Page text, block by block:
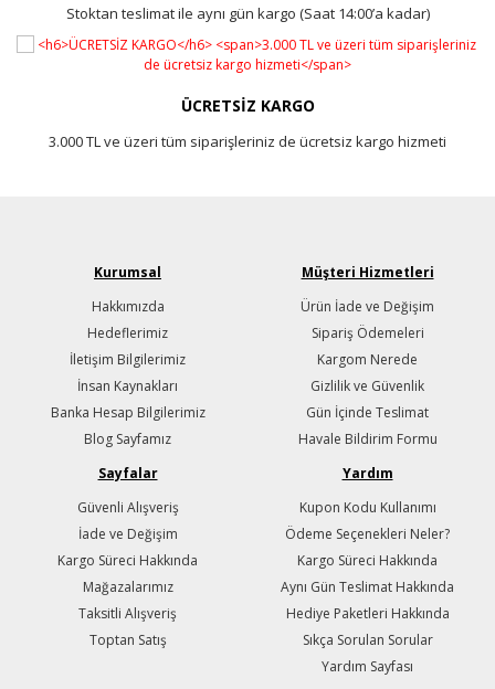
Stoktan teslimat ile aynı gün kargo (Saat 14:00’a kadar)
ÜCRETSİZ KARGO
3.000 TL ve üzeri tüm siparişleriniz de ücretsiz kargo hizmeti
Kurumsal
Hakkımızda
Hedeflerimiz
İletişim Bilgilerimiz
İnsan Kaynakları
Banka Hesap Bilgilerimiz
Blog Sayfamız
Müşteri Hizmetleri
Ürün İade ve Değişim
Sipariş Ödemeleri
Kargom Nerede
Gizlilik ve Güvenlik
Gün İçinde Teslimat
Havale Bildirim Formu
Sayfalar
Güvenli Alışveriş
İade ve Değişim
Kargo Süreci Hakkında
Mağazalarımız
Taksitli Alışveriş
Toptan Satış
Yardım
Kupon Kodu Kullanımı
Ödeme Seçenekleri Neler?
Kargo Süreci Hakkında
Aynı Gün Teslimat Hakkında
Hediye Paketleri Hakkında
Sıkça Sorulan Sorular
Yardım Sayfası